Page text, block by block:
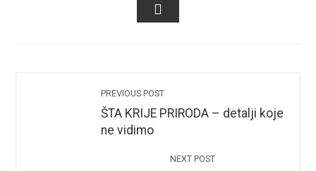
PREVIOUS POST
ŠTA KRIJE PRIRODA – detalji koje
ne vidimo
NEXT POST